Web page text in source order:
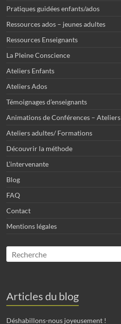
Pratiques guidées enfants/ados
Ressources ados – jeunes adultes
Ressources Enseignants
La Pleine Conscience
Ateliers Enfants
Ateliers Ados
Témoignages d’enseignants
Animations de Conférences – Ateliers
Ateliers adultes/ Formations
Découvrir la méthode
L’intervenante
Blog
FAQ
Contact
Mentions légales
Articles du blog
Déshabillons-nous joyeusement !